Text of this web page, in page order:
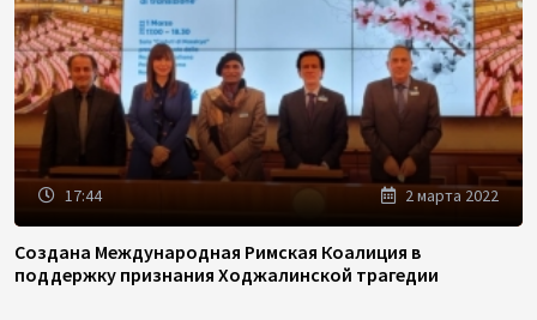
17:44 2 марта 2022
Создана Международная Римская Коалиция в
поддержку признания Ходжалинской трагедии